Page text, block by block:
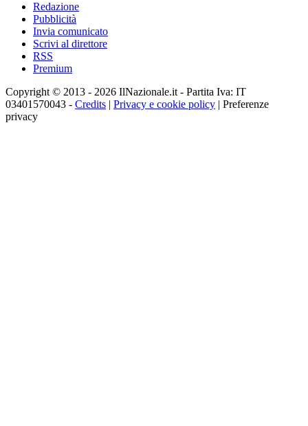
Redazione
Pubblicità
Invia comunicato
Scrivi al direttore
RSS
Premium
Copyright © 2013 - 2026 IlNazionale.it - Partita Iva: IT
03401570043 - Credits | Privacy e cookie policy | Preferenze
privacy